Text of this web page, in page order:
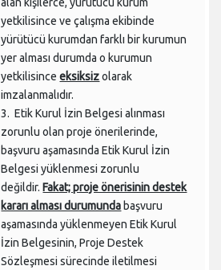
yetkilisince ve çalışma ekibinde
yürütücü kurumdan farklı bir kurumun
yer alması durumda o kurumun
yetkilisinceeksiksizolarak
imzalanmalıdır.
3. Etik Kurul İzin Belgesi alınması
zorunlu olan proje önerilerinde,
başvuru aşamasında Etik Kurul İzin
Belgesi yüklenmesi zorunlu
değildir.Fakat; proje önerisinin destek
kararı alması durumunda başvuru
aşamasında yüklenmeyen Etik Kurul
İzin Belgesinin, Proje Destek
Sözleşmesi sürecinde iletilmesi